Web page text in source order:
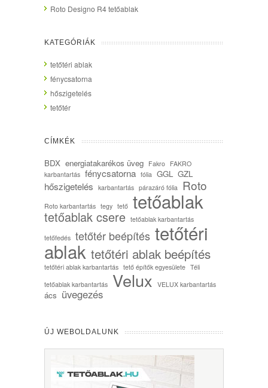
Roto Designo R4 tetőablak
KATEGÓRIÁK
tetőtéri ablak
fénycsatorna
hőszigetelés
tetőtér
CÍMKÉK
BDX energiatakarékos üveg Fakro FAKRO
karbantartás fénycsatorna fólia GGL GZL
hőszigetelés karbantartás párazáró fólia Roto
Roto karbantartás tegy tető tetőablak
tetőablak csere tetőablak karbantartás
tetőfedés tetőtér beépítés tetőtéri
ablak tetőtéri ablak beépítés
tetőtéri ablak karbantartás tető építők egyesülete Téli
tetőablak karbantartás Velux VELUX karbantartás
ács üvegezés
ÚJ WEBOLDALUNK